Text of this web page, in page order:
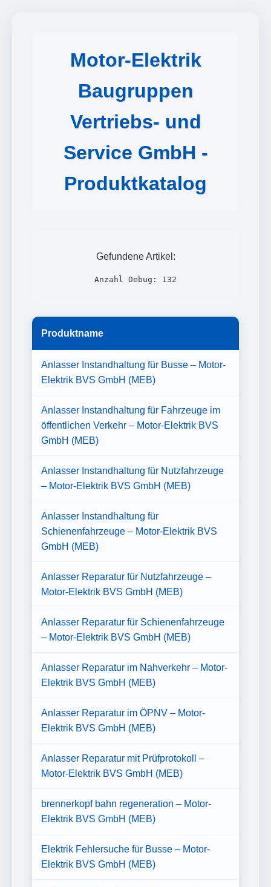
Motor-Elektrik
Baugruppen
Vertriebs- und
Service GmbH -
Produktkatalog
Gefundene Artikel:
Anzahl Debug: 132
Produktname
Anlasser Instandhaltung für Busse – Motor-
Elektrik BVS GmbH (MEB)
Anlasser Instandhaltung für Fahrzeuge im
öffentlichen Verkehr – Motor-Elektrik BVS
GmbH (MEB)
Anlasser Instandhaltung für Nutzfahrzeuge
– Motor-Elektrik BVS GmbH (MEB)
Anlasser Instandhaltung für
Schienenfahrzeuge – Motor-Elektrik BVS
GmbH (MEB)
Anlasser Reparatur für Nutzfahrzeuge –
Motor-Elektrik BVS GmbH (MEB)
Anlasser Reparatur für Schienenfahrzeuge
– Motor-Elektrik BVS GmbH (MEB)
Anlasser Reparatur im Nahverkehr – Motor-
Elektrik BVS GmbH (MEB)
Anlasser Reparatur im ÖPNV – Motor-
Elektrik BVS GmbH (MEB)
Anlasser Reparatur mit Prüfprotokoll –
Motor-Elektrik BVS GmbH (MEB)
brennerkopf bahn regeneration – Motor-
Elektrik BVS GmbH (MEB)
Elektrik Fehlersuche für Busse – Motor-
Elektrik BVS GmbH (MEB)